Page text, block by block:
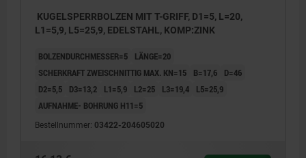
KUGELSPERRBOLZEN MIT T-GRIFF, D1=5, L=20,
L1=5,9, L5=25,9, EDELSTAHL, KOMP:ZINK
BOLZENDURCHMESSER=5
LÄNGE=20
SCHERKRAFT ZWEISCHNITTIG MAX. KN=15
B=17,6
D=46
D2=5,5
D3=13,2 L1=5,9 L2=25 L3=19,4
L5=25,9
AUFNAHME- BOHRUNG H11=5
Bestellnummer: 03422-204605020